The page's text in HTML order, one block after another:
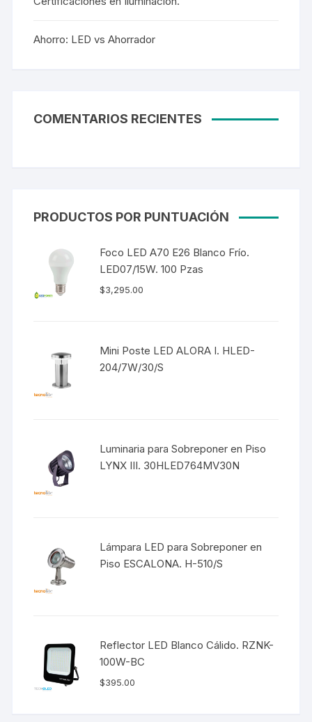
Ahorro: LED vs Ahorrador
COMENTARIOS RECIENTES
PRODUCTOS POR PUNTUACIÓN
Foco LED A70 E26 Blanco Frío.
LED07/15W. 100 Pzas
$3,295.00
Mini Poste LED ALORA I. HLED-
204/7W/30/S
Luminaria para Sobreponer en Piso
LYNX III. 30HLED764MV30N
Lámpara LED para Sobreponer en
Piso ESCALONA. H-510/S
Reflector LED Blanco Cálido. RZNK-
100W-BC
$395.00